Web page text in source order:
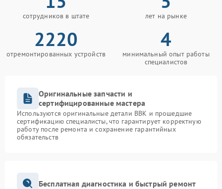
сотрудников в штате лет на рынке
2220
отремонтированных устройств
4
минимальный опыт работы
специалистов
Оригинальные запчасти и
сертифицированные мастера
Используются оригинальные детали BBK и прошедшие
сертификацию специалисты, что гарантирует корректную
работу после ремонта и сохранение гарантийных
обязательств
Бесплатная диагностика и быстрый ремонт